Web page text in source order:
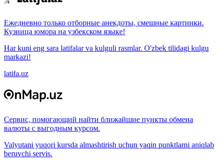
Ежедневно только отборные анекдоты, смешные картинки.
Кузница юмора на узбекском языке!
Har kuni eng sara latifalar va kulguli rasmlar. O'zbek tilidagi kulgu
markazi!
latifa.uz
Сервис, помогающий найти ближайшие пункты обмена
валюты с выгодным курсом.
Valyutani yuqori kursda almashtirish uchun yaqin punktlarni aniqlab
beruvchi servis.